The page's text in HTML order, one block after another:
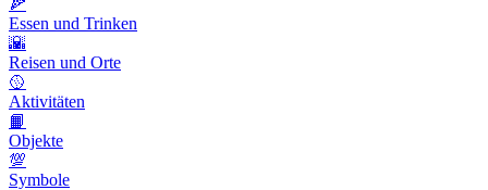
🍕
Essen und Trinken
🌇
Reisen und Orte
🥎
Aktivitäten
📙
Objekte
💯
Symbole